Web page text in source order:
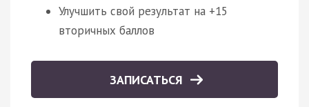
Улучшить свой результат на +15
вторичных баллов
ЗАПИСАТЬСЯ